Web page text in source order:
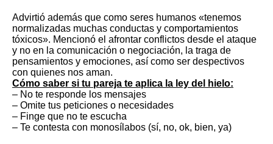
Advirtió además que como seres humanos «tenemos
normalizadas muchas conductas y comportamientos
tóxicos». Mencionó el afrontar conflictos desde el ataque
y no en la comunicación o negociación, la traga de
pensamientos y emociones, así como ser despectivos
con quienes nos aman.
Cómo saber si tu pareja te aplica la ley del hielo:
– No te responde los mensajes
– Omite tus peticiones o necesidades
– Finge que no te escucha
– Te contesta con monosílabos (sí, no, ok, bien, ya)